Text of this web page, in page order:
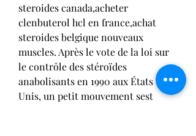
steroides canada,acheter
clenbuterol hcl en france,achat
steroides belgique nouveaux
muscles. Après le vote de la loi sur
le contrôle des stéroïdes
anabolisants en 1990 aux États
Unis, un petit mouvement sest